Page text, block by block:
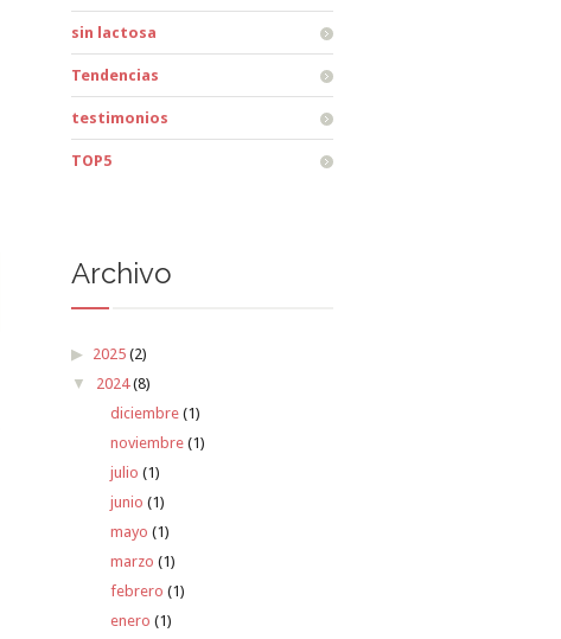
sin lactosa
Tendencias
testimonios
TOP5
Archivo
2025 (2)
2024(8)
diciembre(1)
noviembre(1)
julio (1)
junio (1)
mayo (1)
marzo (1)
febrero (1)
enero (1)